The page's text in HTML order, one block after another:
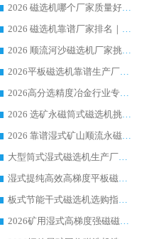
2026 磁选机哪个厂家质量好？十大靠谱磁电企业排名选购指南
2026 磁选机靠谱厂家排名｜华体会手机网页版-华体会(中国) 高性价比磁选机磁电品牌
2026 顺流河沙磁选机厂家挑选攻略 | 业内口碑龙头企业高性价比品牌推荐
2026平板磁选机靠谱生产厂家选购指南 行业口碑良好品牌推荐 磁电领域实力强者
2026高分选精度冶金行业专用磁选机生产厂家,干湿式磁选机源头供应商推荐
2026 选矿永磁筒式磁选机挑选指南 华体会手机网页版-华体会(中国) 推荐品牌行业口碑佳实力突出
2026 靠谱湿式矿山顺流永磁筒式磁选机选购，国内专业生产厂家华体会手机网页版-华体会(中国) 综合实力出众
大型筒式湿式磁选机生产厂家怎么选?华体会手机网页版-华体会(中国) 设备口碑广受行业认可
湿式提纯高效高梯度平板磁选机靠谱设备源头厂商华体会手机网页版-华体会(中国) 综合测评
板式节能干式磁选机选购指南，源头生产厂家华体会手机网页版-华体会(中国) 综合实力可观
2026矿用湿式高梯度强磁磁选机选购指南，临朐靠谱磁电生产厂家华体会手机网页版-华体会(中国) 详解